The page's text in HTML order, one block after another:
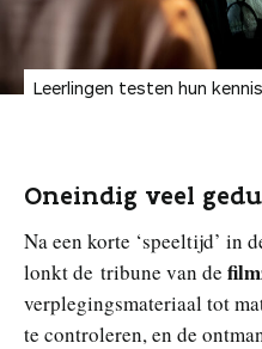
Leerlingen testen hun
Oneindig veel
Na een korte ‘speeltijd’ in
lonkt de tribune van de
verplegingsmateriaal tot
te controleren, en de